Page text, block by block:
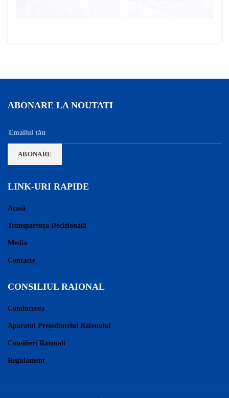
ABONARE LA NOUTATI
LINK-URI RAPIDE
Acasă
Transparența Decizională
Media
Contacte
CONSILIUL RAIONAL
Conducerea
Aparatul Președintelui Raionului
Consilieri Raionali
Regulament